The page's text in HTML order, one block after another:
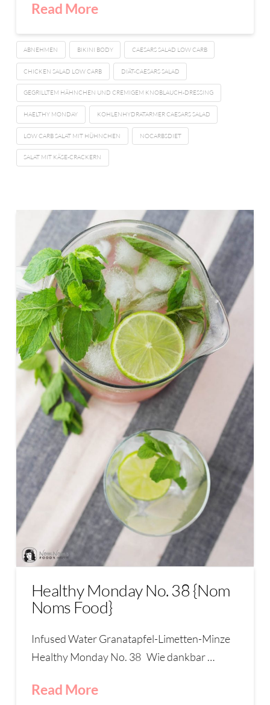
Read More
ABNEHMEN BIKINI BODY CAESARS SALAD LOW CARB
CHICKEN SALAD LOW CARB DIÄT-CAESARS SALAD
GEGRILLTEM HÄHNCHEN UND CREMIGEM KNOBLAUCH-DRESSING
HAELTHY MONDAY KOHLENHYDRATARMER CAESARS SALAD
LOW CARB SALAT MIT HÜHNCHEN NOCARBSDIET
SALAT MIT KÄSE-CRACKERN
Healthy Monday No. 38 {Nom
Noms Food}
Infused Water Granatapfel-Limetten-Minze
Healthy Monday No. 38 Wie dankbar …
Read More